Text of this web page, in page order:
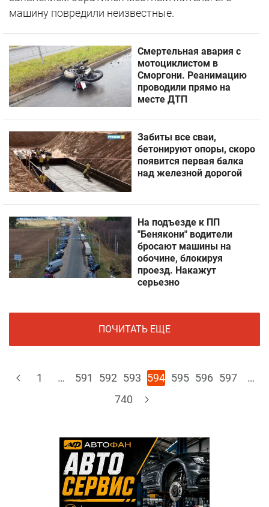
машину повредили неизвестные.
Смертельная авария с
мотоциклистом в
Сморгони. Реанимацию
проводили прямо на
месте ДТП
Забиты все сваи,
бетонируют опоры, скоро
появится первая балка
над железной дорогой
На подъезде к ПП
"Бенякони" водители
бросают машины на
обочине, блокируя
проезд. Накажут
серьезно
ПОЧИТАТЬ ЕЩЕ
1 … 591 592 593 594 595 596 597
…
740